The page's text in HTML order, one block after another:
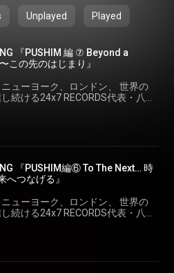
の素晴らしさを発見してもらう
ルが、より豊かで味わい深いも
ミュニティが生まれるPUBLIC
& RADIO"
on positive and creative
and social action. Our mission is
of diverse cultures of all age
– a PLACE to find new ideas –
– a PLACE to purely enjoy
across the globe. One day it’ll all
Are Here! WAH! Radio.
Unplayed Played
『PUSHIM 編 ⑦ Beyond a
この先のはじまり』
ューヨーク、ロンドン、 世界の
続ける24x7 RECORDS代表・八
『IN THE BEGINNING』。 5th
BEGINNING
New Day〜この先のはじま
The Soul (=魂を感じる)”“Strong
誰にも真似できない)”と形容
。“クイーン・オブ・レゲエ”とし
エ・シーンNo.1シンガーの座を
、日本の音楽シーンの中でも圧
ル“Groovillage”を設立させるな
『PUSHIM編⑥ To The Next… 時
へつなげる』
ューヨーク、ロンドン、 世界の
続ける24x7 RECORDS代表・八
『IN THE BEGINNING』。 5th